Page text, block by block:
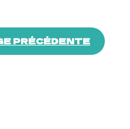
PRÉCÉDENTE